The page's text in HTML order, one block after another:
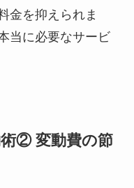
金を抑えられま
当に必要なサービ
② 変動費の節